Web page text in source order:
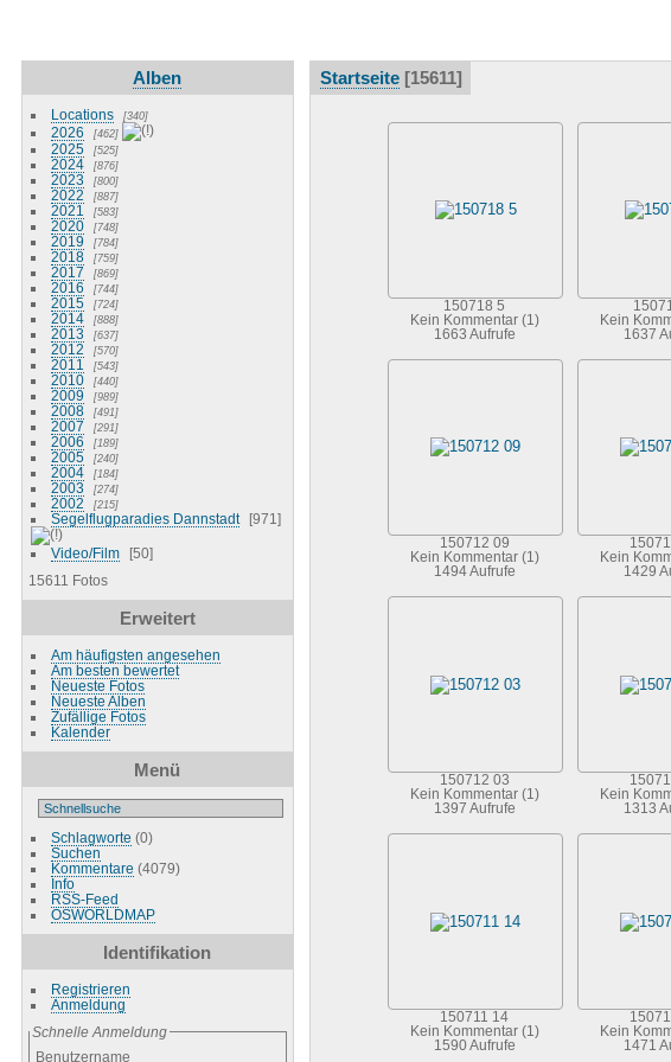
Alben
Locations 340
2026 462
2025 525
2024 876
2023 800
2022 887
2021 583
2020 748
2019 784
2018 759
2017 869
2016 744
2015 724
2014 888
2013 637
2012 570
2011 543
2010 440
2009 989
2008 491
2007 291
2006 189
2005 240
2004 184
2003 274
2002 215
Segelflugparadies Dannstadt 971
Video/Film
50
15611 Fotos
Erweitert
Am häufigsten angesehen
Am besten bewertet
Neueste Fotos
Neueste Alben
Zufällige Fotos
Kalender
Menü
Schlagworte (0)
Suchen
Kommentare (4079)
Info
RSS-Feed
OSWORLDMAP
Identifikation
Registrieren
Anmeldung
Schnelle Anmeldung
Benutzername
Startseite 15611
150718 5
Kein Kommentar (1)
1663 Aufrufe
Kein
1637
150712 09
Kein Kommentar (1)
1494 Aufrufe
Kein
1429
150712 03
Kein Kommentar (1)
1397 Aufrufe
Kein
1313
150711 14
Kein Kommentar (1)
1590 Aufrufe
Kein
1471